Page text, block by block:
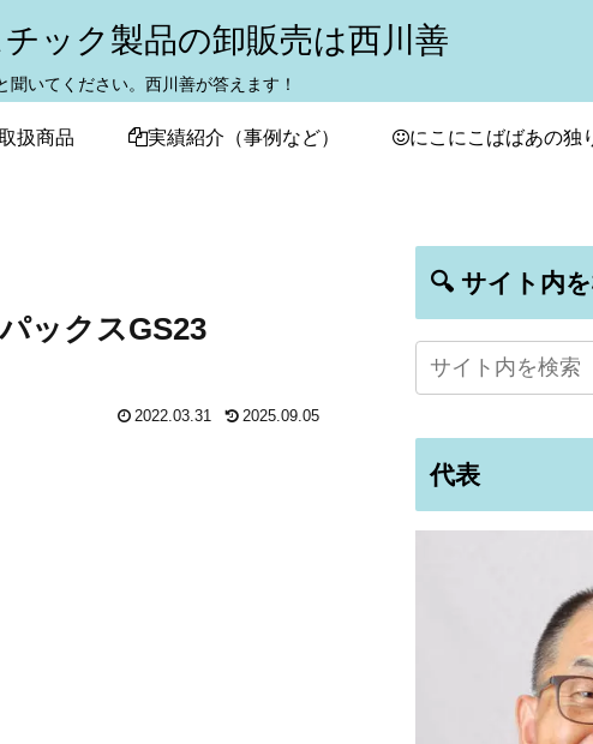
ック製品の卸販売は西川善
聞いてください。西川善が答えます！
扱商品 実績紹介（事例など） にこにこばばあの独
ックスGS23
2022.03.31 2025.09.05
🔍 サイト内
代表